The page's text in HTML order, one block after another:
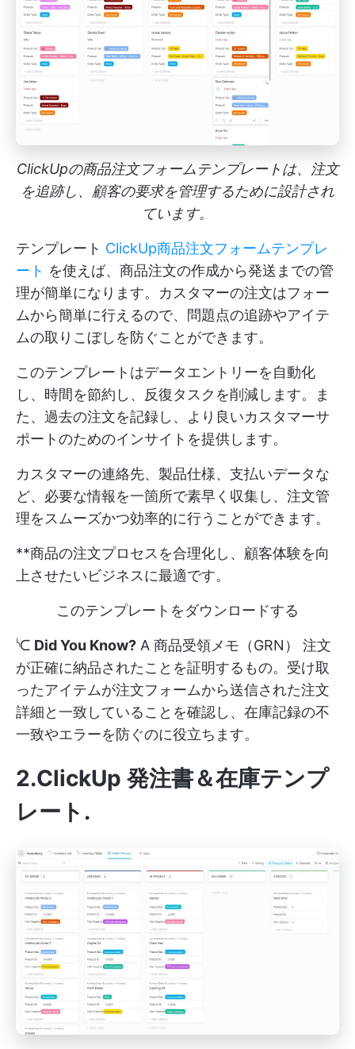
ClickUpの商品注文フォームテンプレートは、注文
を追跡し、顧客の要求を管理するために設計され
ています。
テンプレート ClickUp商品注文フォームテンプレ
ート を使えば、商品注文の作成から発送までの管
理が簡単になります。カスタマーの注文はフォー
ムから簡単に行えるので、問題点の追跡やアイテ
ムの取りこぼしを防ぐことができます。
このテンプレートはデータエントリーを自動化
し、時間を節約し、反復タスクを削減します。ま
た、過去の注文を記録し、より良いカスタマーサ
ポートのためのインサイトを提供します。
カスタマーの連絡先、製品仕様、支払いデータな
ど、必要な情報を一箇所で素早く収集し、注文管
理をスムーズかつ効率的に行うことができます。
**商品の注文プロセスを合理化し、顧客体験を向
上させたいビジネスに最適です。
このテンプレートをダウンロードする
ᔍ Did You Know? A 商品受領メモ（GRN）
注文
が正確に納品されたことを証明するもの。受け取
ったアイテムが注文フォームから送信された注文
詳細と一致していることを確認し、在庫記録の不
一致やエラーを防ぐのに役立ちます。
2.ClickUp 発注書＆在庫テンプ
レート .